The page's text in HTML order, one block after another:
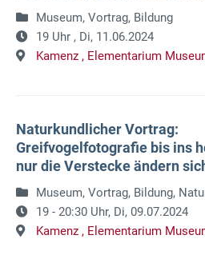
Museum, Vortrag, Bildung
19 Uhr , Di, 11.06.2024
Kamenz , Elementarium
Naturkundlicher Vortrag:
Greifvogelfotografie bis ins
nur die Verstecke ändern
Museum, Vortrag, Bildung,
19 - 20:30 Uhr, Di, 09.07.2024
Kamenz , Elementarium